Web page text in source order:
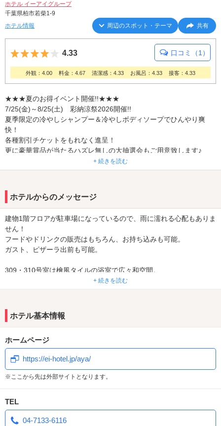
ホテル イーアイグループ
千葉県柏市若柴1-9
ホテル情報
周辺のスポット・テーマ 共有
5つ星のうち4
4.33 口コミ（1）
外観：4.00 料金：4.67 清潔感：4.33 お風呂：4.33 接客：4.33
★★★夏のお得イベント開催!!★★★
7/25(金)～8/25(土) 彩納涼祭2026開催!!
夏季限定の冷やしシャンプー＆冷やしボディソープでひんやり爽
快！
各種割引チケットをもれなく進呈！
更に豪華賞品が当たるハズレ無しの大抽選会もご用意致します♪
★サービスタイムのご利用時間を変更致します★
利用可能です♪
ぜひぜひご利用下さい!!!
★☆★ブッキングドットコム宿泊予約受付開始★☆★
★☆★入浴剤バイキング始めました★☆★
★☆★フロント前リニューアル★☆★
★☆★大好評5時間休憩★☆★
♫つくばＥＸ柏の葉キャンパス駅から徒歩13分♫
★☆終電逃した方や近隣への拠点としてご利用にも便利です♬★☆
+ 続きを読む
ホテルからのメッセージ
建物1階フロアが駐車場になっているので、雨に濡れる心配もありま
せん！
フードやドリンクの販売はもちろん、お持ち込みも可能。
ガスト、ピザーラ出前も可能。
309・310号室は檜風タイルの浴室で広々和空間。
花魁女子会パーティーなんてどうですか(^^)？
ホテル彩に来たらぜひ1度は利用してみてください♪
+ 続きを読む
ホテル基本情報
ホームページ
https://ei-hotel.jp/aya/
※ここから先は外部サイトとなります。
TEL
04-7133-6116